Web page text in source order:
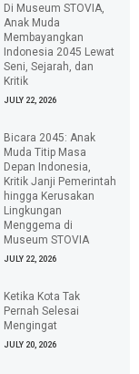
Di Museum STOVIA,
Anak Muda
Membayangkan
Indonesia 2045 Lewat
Seni, Sejarah, dan
Kritik
JULY 22, 2026
Bicara 2045: Anak
Muda Titip Masa
Depan Indonesia,
Kritik Janji Pemerintah
hingga Kerusakan
Lingkungan
Menggema di
Museum STOVIA
JULY 22, 2026
Ketika Kota Tak
Pernah Selesai
Mengingat
JULY 20, 2026